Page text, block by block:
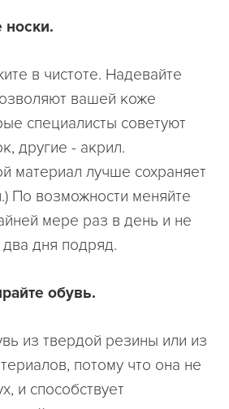
в чистоте. Надевайте
вашей коже
специалисты советуют
другие - акрил.
материал лучше сохраняет
По возможности меняйте
мере раз в день и не
дня подряд.
обувь.
из твердой резины или из
потому что она не
и способствует